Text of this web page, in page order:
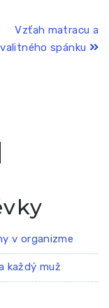
Vzťah matracu a
spánku
v organizme
každý muž